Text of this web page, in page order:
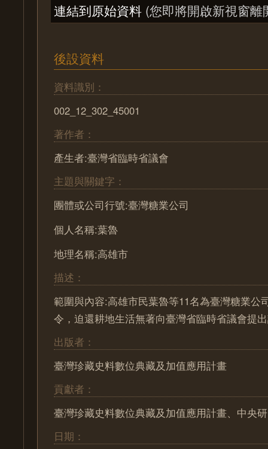
連結到原始資料 (您即將開啟新視窗離
後設資料
資料識別：
002_12_302_45001
著作者：
產生者:臺灣省臨時省議會
主題與關鍵字：
團體或公司行號:臺灣糖業公司
個人名稱:葉魯
地理名稱:高雄市
描述：
範圍與內容:高雄市民葉魯等11名為臺灣糖業公
令，迫還耕地生活無著向臺灣省臨時省議會提
出版者：
臺灣珍藏史料數位典藏及加值應用計畫
貢獻者：
臺灣珍藏史料數位典藏及加值應用計畫、中央
日期：